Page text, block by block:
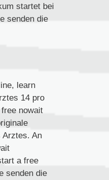
startet bei
senden die
learn
14 pro
nowait
Arztes. An
a free
senden die